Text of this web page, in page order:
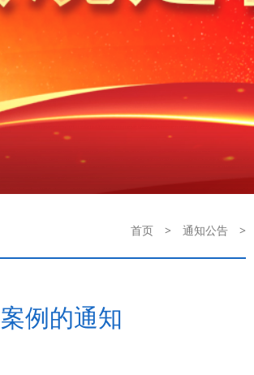
首页 > 通知公告 >
例的通知